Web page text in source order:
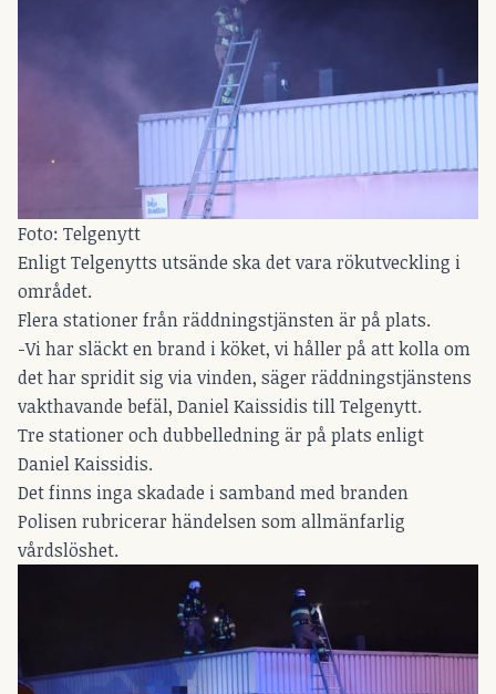
Foto: Telgenytt
Enligt Telgenytts utsände ska det vara rökutveckling i
området.
Flera stationer från räddningstjänsten är på plats.
-Vi har släckt en brand i köket, vi håller på att kolla om
det har spridit sig via vinden, säger räddningstjänstens
vakthavande befäl, Daniel Kaissidis till Telgenytt.
Tre stationer och dubbelledning är på plats enligt
Daniel Kaissidis.
Det finns inga skadade i samband med branden
Polisen rubricerar händelsen som allmänfarlig
vårdslöshet.